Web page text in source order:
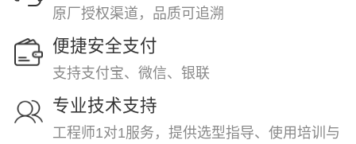
原厂授权渠道，品质可追溯
便捷安全支付
支持支付宝、微信、银联
专业技术支持
工程师1对1服务，提供选型指导、使用培训与